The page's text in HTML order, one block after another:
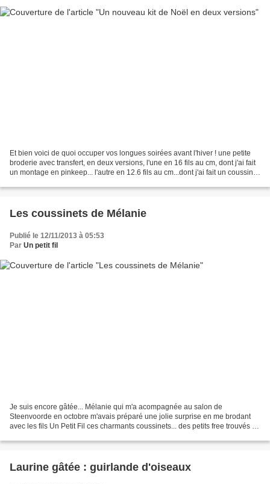
Et bien voici de quoi occuper vos longues soirées avant l'hiver ! une petite
broderie avec transfert, en deux versions, l'une en 16 fils au cm, dont j'ai fait
un montage en pinkeep... l'autre en 12.6 fils au cm...dont j'ai fait un coussin...
Les coussinets de Mélanie
Publié le 12/11/2013 à 05:53
Par Un petit fil
Je suis encore gâtée... Mélanie qui m'a acompagnée au salon de
Steenvoorde en octobre m'avais préparé une jolie surprise en me brodant
avec les fils Un Petit Fil ces charmants coussinets... des petits free trouvés ici
Laurine gâtée : guirlande d'oiseaux